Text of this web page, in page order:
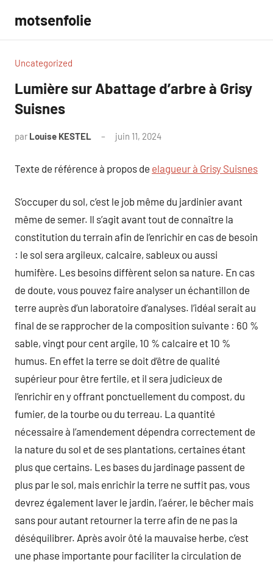
contenu
motsenfolie
Uncategorized
Lumière sur Abattage d’arbre à Grisy
Suisnes
par Louise KESTEL juin 11, 2024
Texte de référence à propos de elagueur à Grisy Suisnes
S’occuper du sol, c’est le job même du jardinier avant
même de semer. Il s’agit avant tout de connaître la
constitution du terrain afin de l’enrichir en cas de besoin
: le sol sera argileux, calcaire, sableux ou aussi
humifère. Les besoins diffèrent selon sa nature. En cas
de doute, vous pouvez faire analyser un échantillon de
terre auprès d’un laboratoire d’analyses. l’idéal serait au
final de se rapprocher de la composition suivante : 60 %
sable, vingt pour cent argile, 10 % calcaire et 10 %
humus. En effet la terre se doit d’être de qualité
supérieur pour être fertile, et il sera judicieux de
l’enrichir en y offrant ponctuellement du compost, du
fumier, de la tourbe ou du terreau. La quantité
nécessaire à l’amendement dépendra correctement de
la nature du sol et de ses plantations, certaines étant
plus que certains. Les bases du jardinage passent de
plus par le sol, mais enrichir la terre ne suffit pas, vous
devrez également laver le jardin, l’aérer, le bêcher mais
sans pour autant retourner la terre afin de ne pas la
déséquilibrer. Après avoir ôté la mauvaise herbe, c’est
une phase importante pour faciliter la circulation de